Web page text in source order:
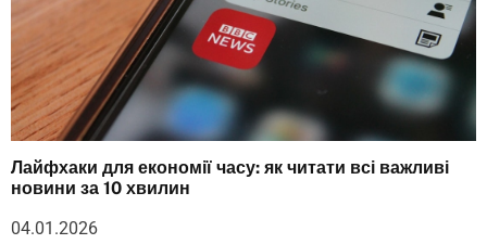
Лайфхаки для економії часу: як читати всі важливі
новини за 10 хвилин
04.01.2026